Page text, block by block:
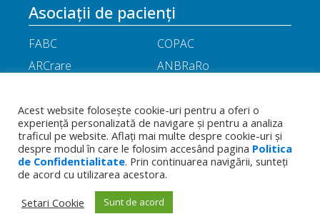
Asociații de pacienți
FABC
COPAC
ARCrare
ANBRaRo
ANHR
ARIL
APOR
Little People
Termeni
și
Politica de
confidențialitate
Toate drepturile rezervate - Asociația
Română a Producătorilor Internaționali de
Medicamente
Acest website folosește cookie-uri pentru a oferi o
experiență personalizată de navigare și pentru a analiza
traficul pe website. Aflați mai multe despre cookie-uri și
despre modul în care le folosim accesând pagina Politica
de Confidentialitate. Prin continuarea navigării, sunteți
de acord cu utilizarea acestora.
Setari Cookie
Sunt de acord